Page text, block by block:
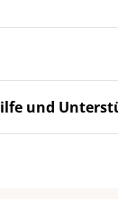
und